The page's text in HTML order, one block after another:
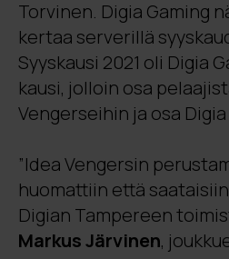
Torvinen. Digia Gaming
kertaa serverillä
Syyskausi 2021 oli Digia
kausi, jolloin osa
Vengerseihin ja osa
”Idea Vengersin
huomattiin että
Digian Tampereen
Markus Järvinen,